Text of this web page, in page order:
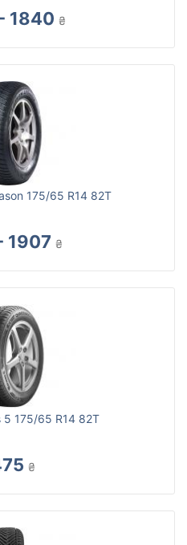
1840 ₴
175/65 R14 82T
1907 ₴
5 175/65 R14 82T
₴